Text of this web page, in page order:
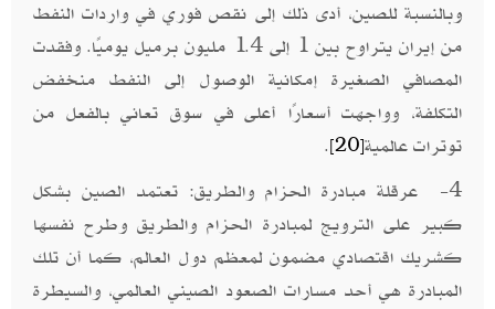
وبالنسبة للصين، أدى ذلك إلى نقص فوري في واردات النفط
من إيران يتراوح بين 1 إلى 1.4 مليون برميل يوميًا. وفقدت
المصافي الصغيرة إمكانية الوصول إلى النفط منخفض
التكلفة، وواجهت أسعارًا أعلى في سوق تعاني بالفعل من
توترات عالمية[20]
.
4- عرقلة مبادرة الحزام والطريق: تعتمد الصين بشكل
كبير على الترويج لمبادرة الحزام والطريق وطرح نفسها
كشريك اقتصادي مضمون لمعظم دول العالم، كما أن تلك
المبادرة هي أحد مسارات الصعود الصيني العالمي، والسيطرة